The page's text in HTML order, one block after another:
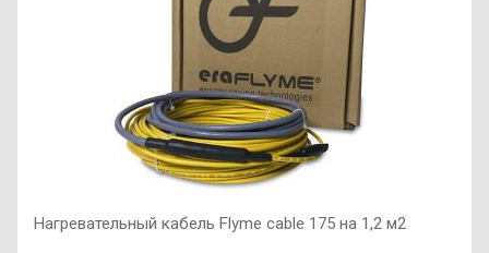
Нагревательный кабель Flyme cable 175 на 1,2 м2